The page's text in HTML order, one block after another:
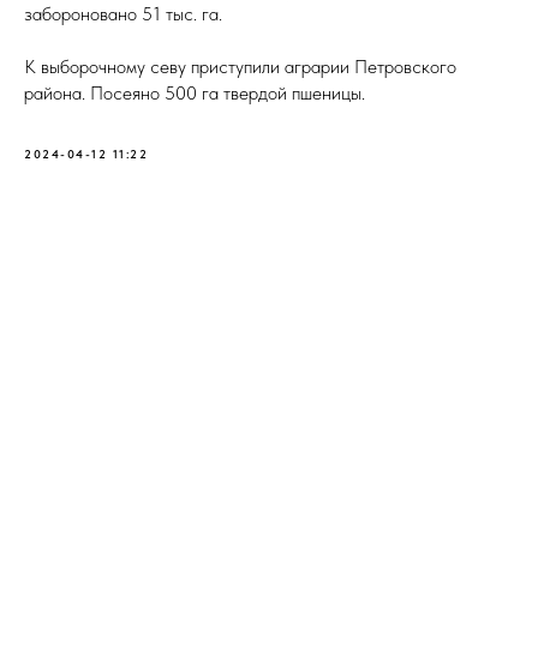
забороновано 51 тыс. га.
К выборочному севу приступили аграрии Петровского
района. Посеяно 500 га твердой пшеницы.
2024-04-12 11:22